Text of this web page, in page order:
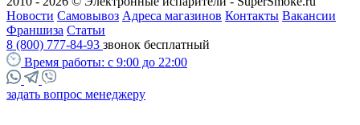
Новости Самовывоз Адреса магазинов Контакты Вакансии
Франшиза Статьи
8 (800) 777-84-93 звонок бесплатный
Время работы: с 9:00 до 22:00
задать вопрос менеджеру